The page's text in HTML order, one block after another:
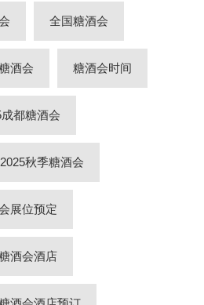
全国糖酒会
酒会 糖酒会时间
成都糖酒会
2025秋季糖酒会
展位预定
酒会酒店